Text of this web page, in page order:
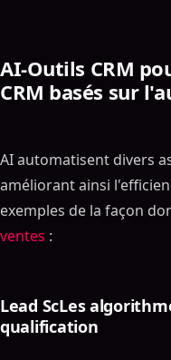
AI-Outils CRM
CRM basés sur
AI automatisent divers
améliorant ainsi
exemples de la façon
ventes :
Lead ScLes
qualification